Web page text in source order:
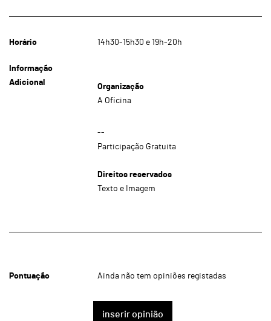
Horário 14h30-15h30 e 19h-20h
Informação
Adicional
Organização
A Oficina
--
Participação Gratuita
Direitos reservados
Texto e Imagem
Pontuação Ainda não tem opiniões registadas
inserir opinião